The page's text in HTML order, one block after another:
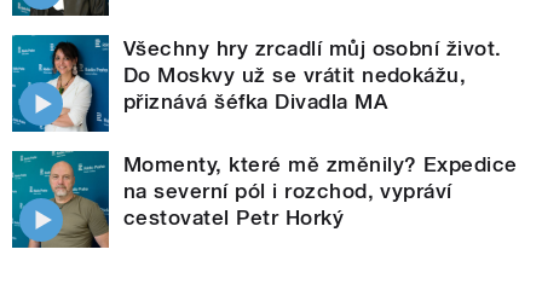
Všechny hry zrcadlí můj osobní život.
Do Moskvy už se vrátit nedokážu,
přiznává šéfka Divadla MA
Momenty, které mě změnily? Expedice
na severní pól i rozchod, vypráví
cestovatel Petr Horký